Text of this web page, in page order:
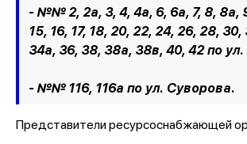
- №№ 2, 2а, 3, 4, 4а, 6, 6а, 7, 8, 8а,
15, 16, 17, 18, 20, 22, 24, 26, 28,
34а, 36, 38, 38а, 38в, 40, 42 по
- №№ 116, 116а по ул. Суворова.
Представители ресурсоснабжающей